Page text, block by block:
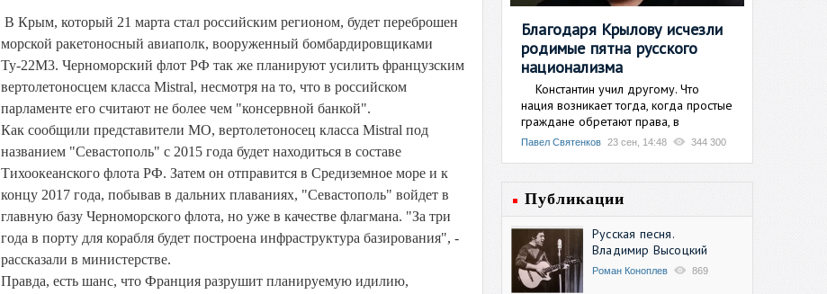
В Крым, который 21 марта стал российским регионом, будет переброшен
морской ракетоносный авиаполк, вооруженный бомбардировщиками
Ту-22М3. Черноморский флот РФ так же планируют усилить французским
вертолетоносцем класса Mistral, несмотря на то, что в российском
парламенте его считают не более чем "консервной банкой".
Как сообщили представители МО, вертолетоносец класса Mistral под
названием "Севастополь" с 2015 года будет находиться в составе
Тихоокеанского флота РФ. Затем он отправится в Средиземное море и к
концу 2017 года, побывав в дальних плаваниях, "Севастополь" войдет в
главную базу Черноморского флота, но уже в качестве флагмана. "За три
года в порту для корабля будет построена инфраструктура базирования", -
рассказали в министерстве.
Правда, есть шанс, что Франция разрушит планируемую идилию,
Благодаря Крылову исчезли
родимые пятна русского
национализма
Константин учил другому. Что
нация возникает тогда, когда простые
граждане обретают права, в
Павел Святенков 23 сен, 14:48 344 300
Публикации
Русская песня.
Владимир Высоцкий
Роман Коноплев 869